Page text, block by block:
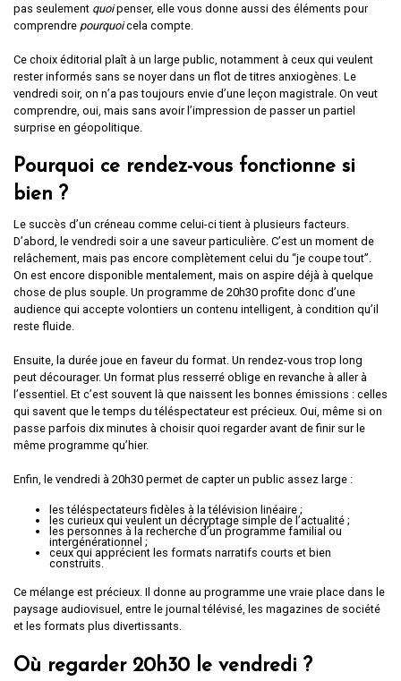
pas seulement quoipenser, elle vous donne aussi des éléments pour
comprendre pourquoicela compte.
Ce choix éditorial plaît à un large public, notamment à ceux qui veulent
rester informés sans se noyer dans un flot de titres anxiogènes. Le
vendredi soir, on n’a pas toujours envie d’une leçon magistrale. On veut
comprendre, oui, mais sans avoir l’impression de passer un partiel
surprise en géopolitique.
Pourquoi ce rendez-vous fonctionne si
bien ?
Le succès d’un créneau comme celui-ci tient à plusieurs facteurs.
D’abord, le vendredi soir a une saveur particulière. C’est un moment de
relâchement, mais pas encore complètement celui du “je coupe tout”.
On est encore disponible mentalement, mais on aspire déjà à quelque
chose de plus souple. Un programme de 20h30 profite donc d’une
audience qui accepte volontiers un contenu intelligent, à condition qu’il
reste fluide.
Ensuite, la durée joue en faveur du format. Un rendez-vous trop long
peut décourager. Un format plus resserré oblige en revanche à aller à
l’essentiel. Et c’est souvent là que naissent les bonnes émissions : celles
qui savent que le temps du téléspectateur est précieux. Oui, même si on
passe parfois dix minutes à choisir quoi regarder avant de finir sur le
même programme qu’hier.
Enfin, le vendredi à 20h30 permet de capter un public assez large :
les téléspectateurs fidèles à la télévision linéaire ;
les curieux qui veulent un décryptage simple de l’actualité ;
les personnes à la recherche d’un programme familial ou
intergénérationnel ;
ceux qui apprécient les formats narratifs courts et bien
construits.
Ce mélange est précieux. Il donne au programme une vraie place dans le
paysage audiovisuel, entre le journal télévisé, les magazines de société
et les formats plus divertissants.
Où regarder 20h30 le vendredi ?